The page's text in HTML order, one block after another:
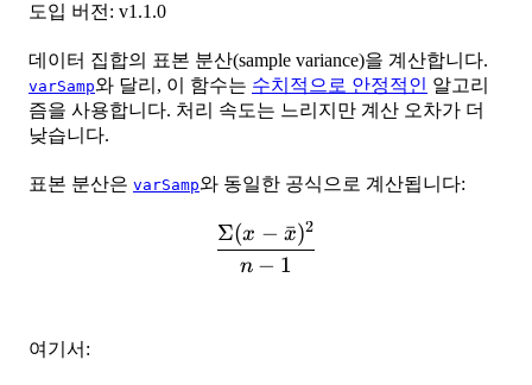
도입 버전: v1.1.0
데이터 집합의 표본 분산(sample variance)을 계산합니다.
varSamp와 달리, 이 함수는 수치적으로 안정적인 알고리
즘을 사용합니다. 처리 속도는 느리지만 계산 오차가 더
낮습니다.
표본 분산은 varSamp와 동일한 공식으로 계산됩니다:
\frac{\Sigma{(x -
n − 1
Σ(x − x
ˉ)2
여기서: